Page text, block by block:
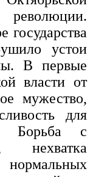
государства
устои
В первые
власти от
мужество,
для
Борьба с
нехватка